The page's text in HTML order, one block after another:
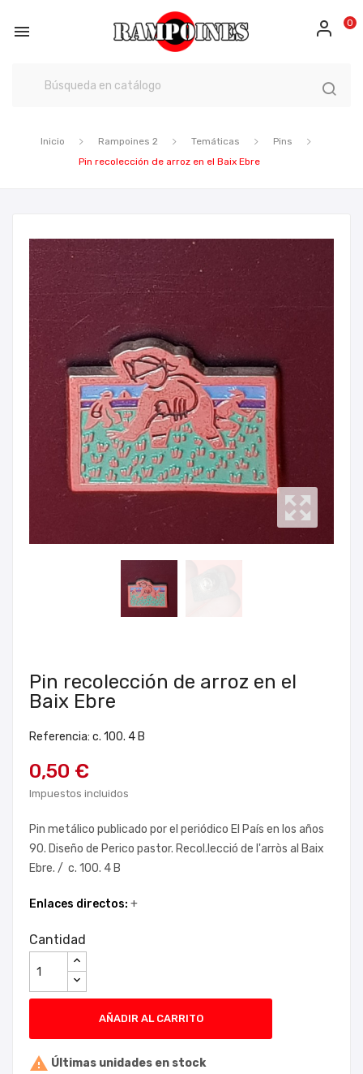
 0
Inicio Rampoines 2 Temáticas
Pins
Pin recolección de arroz en el Baix Ebre
Pin recolección de arroz en el
Baix Ebre
Referencia: c. 100. 4 B
0,50 €
Impuestos incluidos
Pin metálico publicado por el periódico El País en los años
90. Diseño de Perico pastor. Recol.lecció de l'arròs al Baix
Ebre. / c. 100. 4 B
Enlaces directos: +
Cantidad
AÑADIR AL CARRITO
 Últimas unidades en stock